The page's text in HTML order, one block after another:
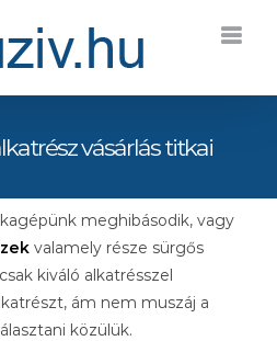
vásárlás titkai
meghibásodik, vagy
valamely része sürgős
kiváló alkatrésszel
ám nem muszáj a
közülük.